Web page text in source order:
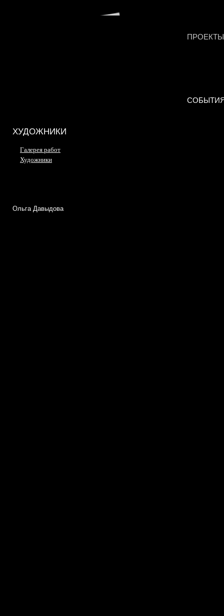
ПРОЕКТЫ
ХУДОЖНИКИ
Галерея работ
Художники
Ольга Давыдова